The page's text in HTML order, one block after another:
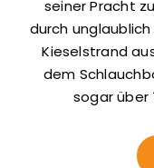
seiner Pracht
durch
Kieselstrand
dem
sogar über